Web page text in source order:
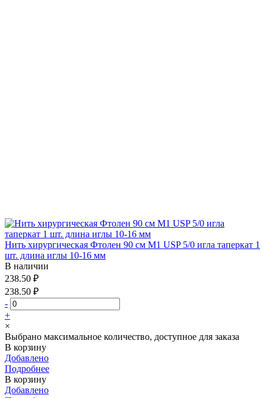
Нить хирургическая Фтолен 90 см М1 USP 5/0 игла таперкат 1
шт. длина иглы 10-16 мм
В наличии
238.50 ₽
238.50 ₽
-
+
×
Выбрано максимальное количество, доступное для заказа
В корзину
Добавлено
Подробнее
В корзину
Добавлено